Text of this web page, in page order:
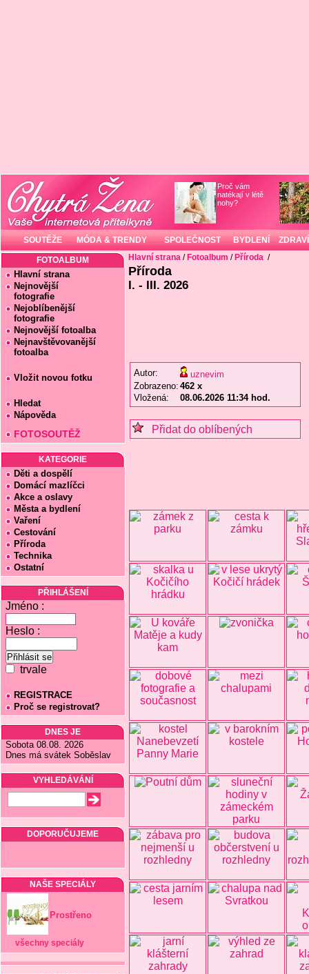
Proč vám
natékají v létě
nohy?
SOUTĚŽE MÓDA & TRENDY SPOLEČNOST BYDLENÍ ZDRAVÍ
FOTOALBUM
Hlavní strana
Nejnovější
fotografie
Nejoblíbenější
fotografie
Nejnovější fotoalba
Nejnavštěvovanější
fotoalba
Vložit novou fotku
Hledat
Nápověda
FOTOSOUTĚŽ
KATEGORIE
Děti a dospělí
Domácí mazlíčci
Akce a oslavy
Města a bydlení
Vaření
Cestování
Příroda
Technika
Ostatní
PŘIHLÁŠENÍ
Jméno :
Heslo :
trvale
REGISTRACE
Proč se registrovat?
DNES JE
Sobota 08.08. 2026
Dnes má svátek Soběslav
VYHLEDÁVÁNÍ
DOPORUČUJEME
NAŠE SPECIÁLY
Prostřeno
všechny speciály
Hlavní strana / Fotoalbum / Příroda /
Příroda
I. - III. 2026
Autor:
uznevim
Zobrazeno: 462 x
Vložená:
08.06.2026 11:34 hod.
Přidat do oblíbených